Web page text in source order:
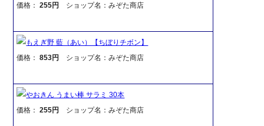
価格：255円 ショップ名：みぞた商店
もえぎ野 藍（あい）【ちぼりチボン】
価格：853円 ショップ名：みぞた商店
やおきん うまい棒 サラミ 30本
価格：255円 ショップ名：みぞた商店